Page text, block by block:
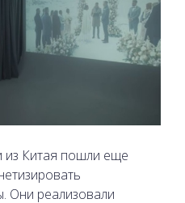
из Китая пошли еще
Они реализовали